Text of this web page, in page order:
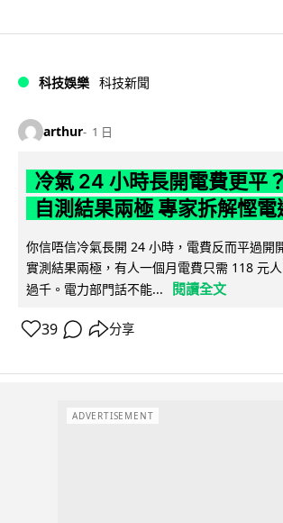
科技娛樂 科技新聞
arthur 1 日
冷氣 24 小時長開電費更平
自測結果兩極 專家拆解慳電
你信唔信冷氣長開 24 小時，電費反而平過開
實測結果兩極，有人一個月電費只需 118 元
過千。電力部門話不能...
閱讀全文
39 分享
ADVERTISEMENT